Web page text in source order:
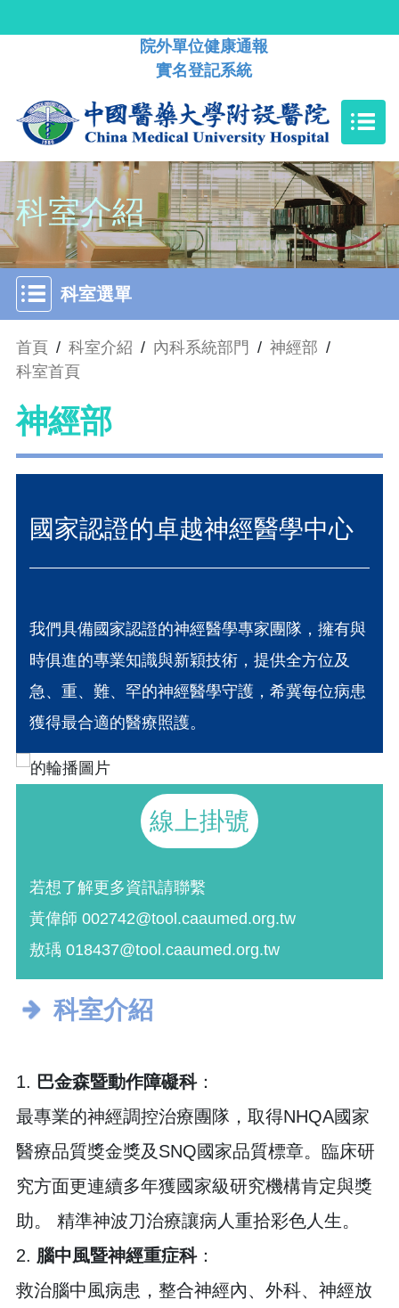
院外單位健康通報
實名登記系統
科室介紹
科室選單
首頁 / 科室介紹 / 內科系統部門 / 神經部 /
科室首頁
神經部
國家認證的卓越神經醫學中心
我們具備國家認證的神經醫學專家團隊，擁有與
時俱進的專業知識與新穎技術，提供全方位及
急、重、難、罕的神經醫學守護，希冀每位病患
獲得最合適的醫療照護。
線上掛號
若想了解更多資訊請聯繫
黃偉師 002742@tool.caaumed.org.tw
敖瑀 018437@tool.caaumed.org.tw
科室介紹
1. 巴金森暨動作障礙科：
最專業的神經調控治療團隊，取得NHQA國家
醫療品質獎金獎及SNQ國家品質標章。臨床研
究方面更連續多年獲國家級研究機構肯定與獎
助。 精準神波刀治療讓病人重拾彩色人生。
2. 腦中風暨神經重症科：
救治腦中風病患，整合神經內、外科、神經放